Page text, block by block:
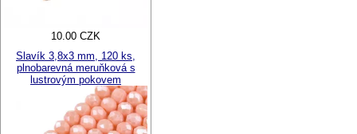
10.00 CZK
Slavík 3,8x3 mm, 120 ks,
plnobarevná meruňková s
lustrovým pokovem